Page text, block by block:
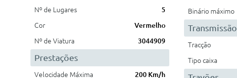
Nº de Lugares
5
Cor
Vermelho
Nº de Viatura
3044909
Prestações
Velocidade Máxima
200 Km/h
Binário máximo
Transmissão
Tracção
Tipo caixa